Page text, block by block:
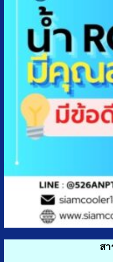
ผลงานของเรา
บทความ
เกี่ยวกับเรา
ติดต่อเรา
จำนวนผู้ใช้งาน
ค้นหา:
ส